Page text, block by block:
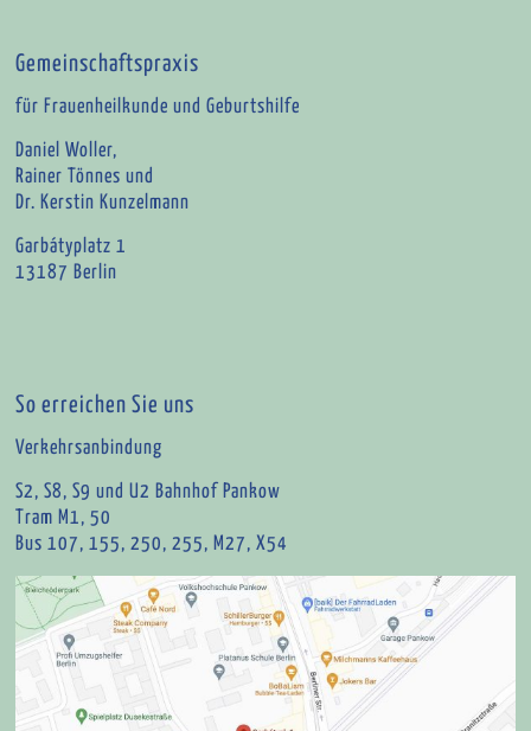
Gemeinschaftspraxis
für Frauenheilkunde und Geburtshilfe
Daniel Woller,
Rainer Tönnes und
Dr. Kerstin Kunzelmann
Garbátyplatz 1
13187 Berlin
So erreichen Sie uns
Verkehrsanbindung
S2, S8, S9 und U2 Bahnhof Pankow
Tram M1, 50
Bus 107, 155, 250, 255, M27, X54